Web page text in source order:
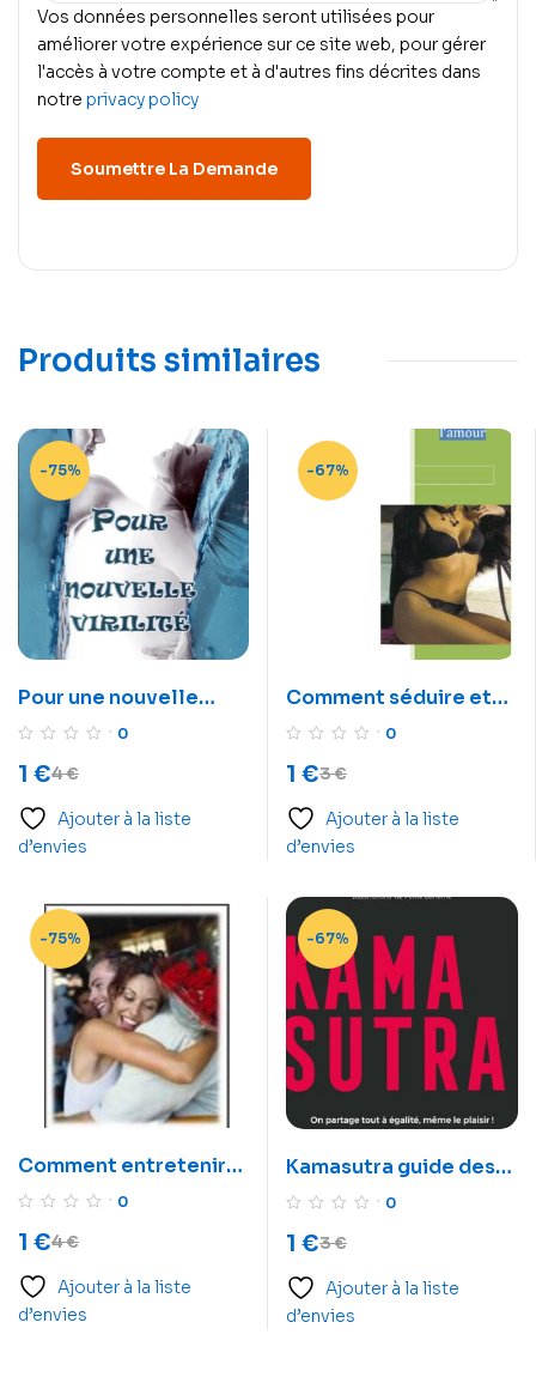
Vos données personnelles seront utilisées pour
améliorer votre expérience sur ce site web, pour gérer
l'accès à votre compte et à d'autres fins décrites dans
notre privacy policy
Produits similaires
-75%
Pour une nouvelle
virilité
0
4€
1 €
Ajouter à la liste
d’envies
-67%
Comment séduire et
faire l’amour?
0
3€
1 €
Ajouter à la liste
d’envies
-75%
Comment entretenir
amour et vie de couple
0
4€
1 €
Ajouter à la liste
d’envies
-67%
Kamasutra guide des
positions 0
3€
1 €
Ajouter à la liste
d’envies